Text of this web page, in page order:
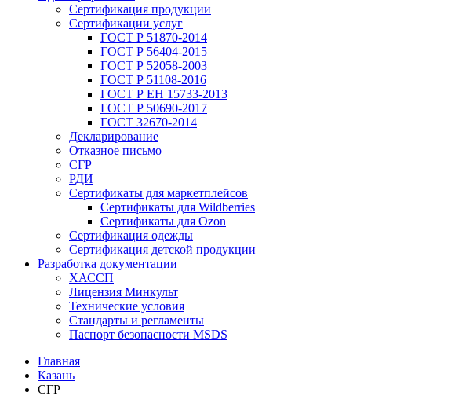
Сертификация продукции
Сертификации услуг
ГОСТ Р 51870-2014
ГОСТ Р 56404-2015
ГОСТ Р 52058-2003
ГОСТ Р 51108-2016
ГОСТ Р ЕН 15733-2013
ГОСТ Р 50690-2017
ГОСТ 32670-2014
Декларирование
Отказное письмо
СГР
РДИ
Сертификаты для маркетплейсов
Сертификаты для Wildberries
Сертификаты для Ozon
Сертификация одежды
Сертификация детской продукции
Разработка документации
ХАССП
Лицензия Минкульт
Технические условия
Стандарты и регламенты
Паспорт безопасности MSDS
Главная
Казань
СГР